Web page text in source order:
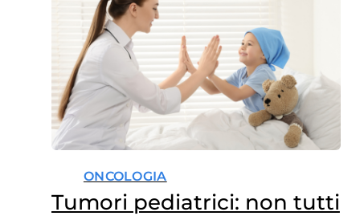
ONCOLOGIA
Tumori pediatrici: non tutti